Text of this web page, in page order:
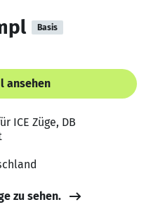
Basis
ansehen
ICE Züge, DB
zu sehen.